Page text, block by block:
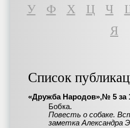
У
Ф Х Ц Ч
Я
Список
«Дружба Народов»,№ 5 за
Бобка.
Повесть о собаке.
заметка Александра